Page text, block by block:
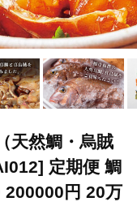
天然鯛・烏賊
定期便 鯛
円 20万